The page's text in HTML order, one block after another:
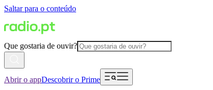
Saltar para o conteúdo
Que gostaria de ouvir?
Abrir o appDescobrir o Prime